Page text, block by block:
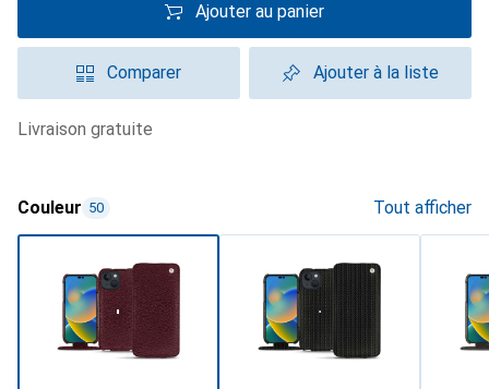
Ajouter au panier
Comparer Ajouter à la liste
livraison gratuite
Couleur 50 Tout afficher